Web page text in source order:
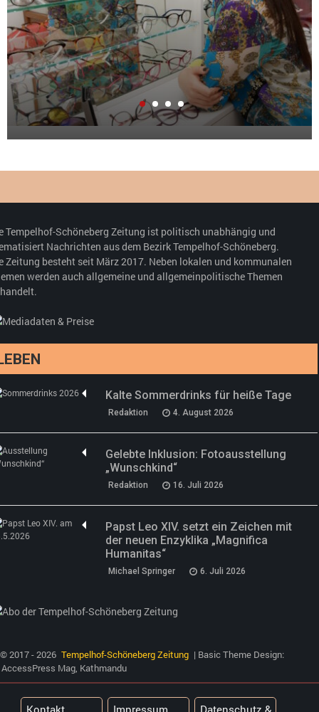
Tempelhof-Schöneberg Zeitung ist politisch unabhängig und
Nachrichten aus dem Bezirk Tempelhof-Schöneberg.
Zeitung besteht seit März 2017. Neben lokalen und kommunalen
werden auch allgemeine und allgemeinpolitische Themen
Kalte Sommerdrinks für heiße Tage
Redaktion 4. August 2026
Gelebte Inklusion: Fotoausstellung
„Wunschkind“
Redaktion 16. Juli 2026
Papst Leo XIV. setzt ein Zeichen mit
der neuen Enzyklika „Magnifica
Humanitas“
Michael Springer 6. Juli 2026
© 2017 - 2026 Tempelhof-Schöneberg Zeitung | Basic Theme Design:
AccessPress Mag, Kathmandu
Kontakt Impressum Datenschutz &